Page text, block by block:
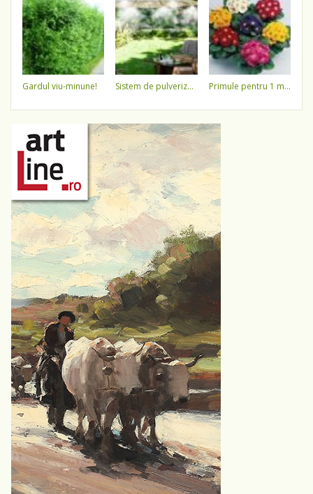
gardul viu-minune! sistem de pulverizare a apei primule pentru 1 martie 3,5 lei / ghiveci !!!!